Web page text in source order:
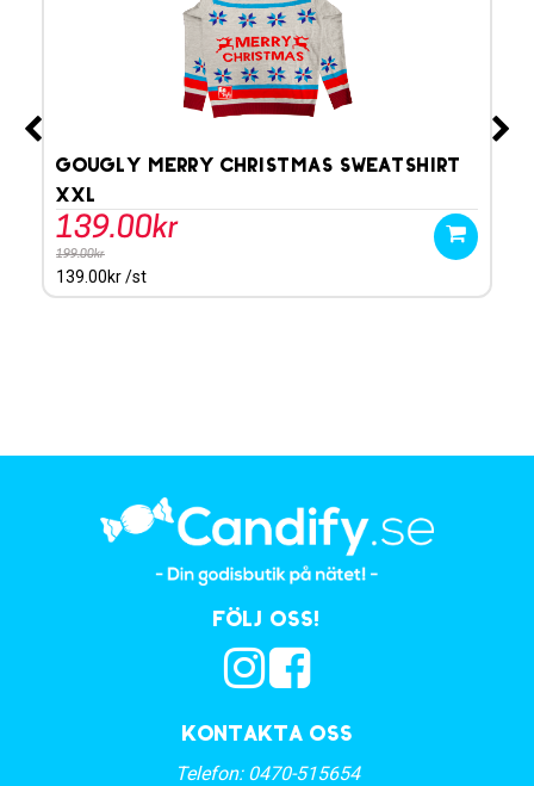
GoUgly Merry Christmas Sweatshirt
XXL
139.00kr
199.00kr
139.00kr /st
Kontakta oss
Telefon: 0470-515654
Följ oss!